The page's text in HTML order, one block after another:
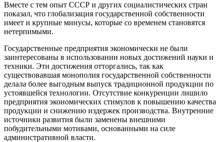
Вместе с тем опыт СССР и других социалистических стран
показал, что глобализация государственной собственности
имеет и крупные минусы, которые со временем становятся
нетерпимыми.
Государственные предприятия экономически не были
заинтересованы в использовании новых достижений науки и
техники. Эти достижения отторгались, так как
существовавшая монополия государственной собственности
делала более выгодным выпуск традиционной продукции по
устоявшейся технологии. Отсутствие конкуренции лишило
предприятия экономических стимулов к повышению качества
продукции и снижению издержек производства. Внутренние
источники развития были заменены внешними
побудительными мотивами, основанными на силе
административной власти.